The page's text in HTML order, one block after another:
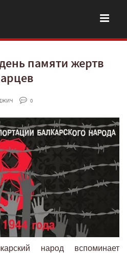
памяти жертв
0
народ вспоминает